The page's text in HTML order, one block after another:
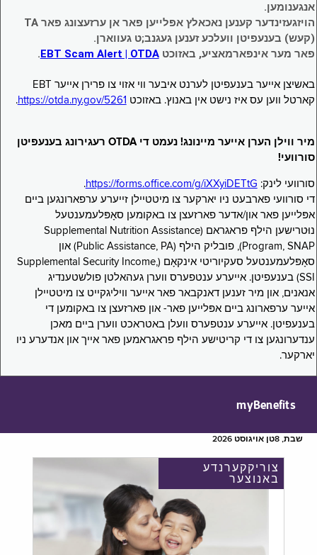
אנגענומען.
הויזגעזינדער קענען נאכאלץ אפּלייען פאר אן ערזעצונג פאר TA
(קעש) בענעפיטן וועלכע זענען געגנב;ט געווארן.
פאר מער אינפארמאציע, באזוכטEBT Scam Alert | OTDA
.
באשיצן אייער בענעפיטן לערנט איבער ווי אזוי צו פרירן אייער EBT
קארטל ווען עס איז נישט אין באנוץ. באזוכט https://otda.ny.gov/5261
.
מיר ווילן הערן אייער מיינונג! נעמט די OTDA רעגירונג בענעפיטן
סורוועי!
סורוועי לינק: https://forms.office.com/g/iXXyiDETtG
.
די סורוועי פארבעט ניו יארקער צו מיטטיילן זייערע ערפארונגען ביים
אפּלייען פאר און/אדער פארזעצן צו באקומען סאָפּלעמענטעל
נוּטרישען הילף פראגראם (Supplemental Nutrition Assistance
Program, SNAP), פובליק הילף (Public Assistance, PA) און
סאָפּלעמענטעל סעקיוריטי אינקאָם (Supplemental Security Income,
SSI) בענעפיטן. אייערע ענטפערס ווערן געהאלטן פולשטענדיג
אנאנים, און מיר זענען דאנקבאר פאר אייער וויליגקייט צו מיטטיילן
אייער ערפארונג ביים אפּלייען פאר- און פארזעצן צו באקומען די
בענעפיטן. אייערע ענטפערס וועלן באטראכט ווערן ביים מאכן
ענדערונגען צו די קריטישע הילף פראגראמען פאר אייך און אנדערע ניו
יארקער.
myBenefits
שבת, 8טן אויגוסט 2026
צוריקקערנדע
באנוצער